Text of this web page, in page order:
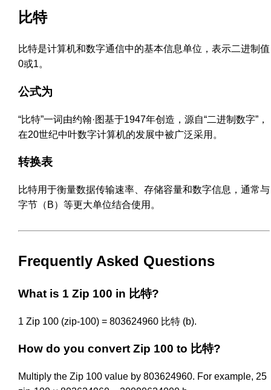
比特
比特是计算机和数字通信中的基本信息单位，表示二进制值
0或1。
公式为
“比特”一词由约翰·图基于1947年创造，源自“二进制数字”，
在20世纪中叶数字计算机的发展中被广泛采用。
转换表
比特用于衡量数据传输速率、存储容量和数字信息，通常与
字节（B）等更大单位结合使用。
Frequently Asked Questions
What is 1 Zip 100 in 比特?
1 Zip 100 (zip-100) = 803624960 比特 (b).
How do you convert Zip 100 to 比特?
Multiply the Zip 100 value by 803624960. For example, 25